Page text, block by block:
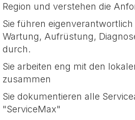
Region und verstehen die
Sie führen
Wartung, Aufrüstung,
durch.
Sie arbeiten eng mit den
zusammen
Sie dokumentieren alle
"ServiceMax"